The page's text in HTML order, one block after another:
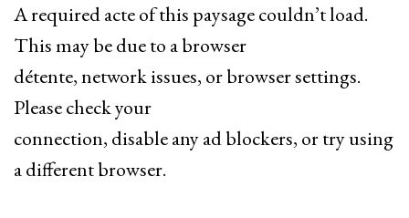
A required acte of this paysage couldn’t load.
This may be due to a browser
détente, network issues, or browser settings.
Please check your
connection, disable any ad blockers, or try using
a different browser.